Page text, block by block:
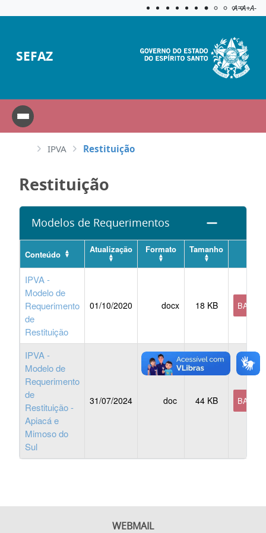
Aplicar
A=A+A-
SEFAZ
IPVA Restituição
Restituição
Modelos de Requerimentos
Conteúdo Atualização Formato Tamanho
IPVA -
Modelo de
Requerimento
de
Restituição
01/10/2020 docx 18 KB BAIXAR
IPVA -
Modelo de
Requerimento
de
Restituição -
Apiacá e
Mimoso do
Sul
31/07/2024 doc 44 KB BAIXAR
WEBMAIL